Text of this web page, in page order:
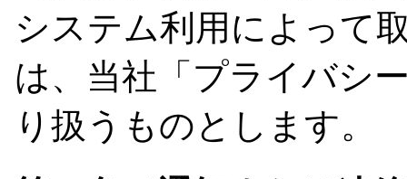
システム利用によって
は、当社「プライバシ
り扱うものとします。